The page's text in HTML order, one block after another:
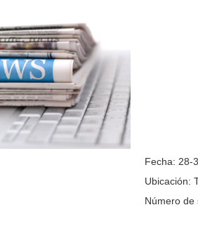
Fecha: 28-
Ubicación:
Número de